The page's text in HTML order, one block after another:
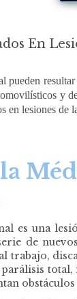
En
pueden
y
en lesiones
es una
de
trabajo,